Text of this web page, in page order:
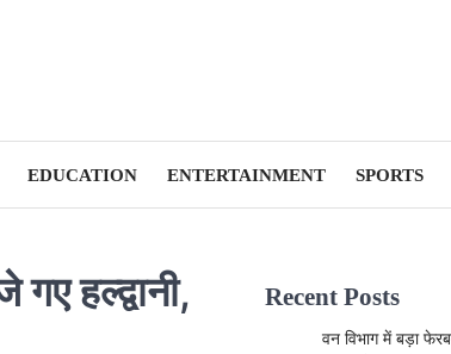
EDUCATION ENTERTAINMENT SPORTS
हल्द्वानी,
Recent Posts
वन विभाग में बड़ा